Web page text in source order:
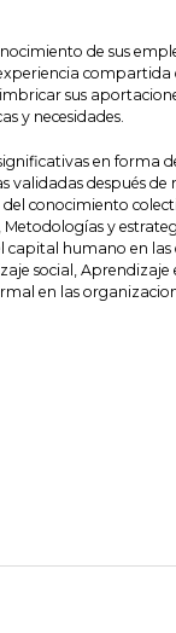
de sus
sus
y necesidades.
en forma
después de
conocimiento
y
humano en las
social, Aprendizaje
en las